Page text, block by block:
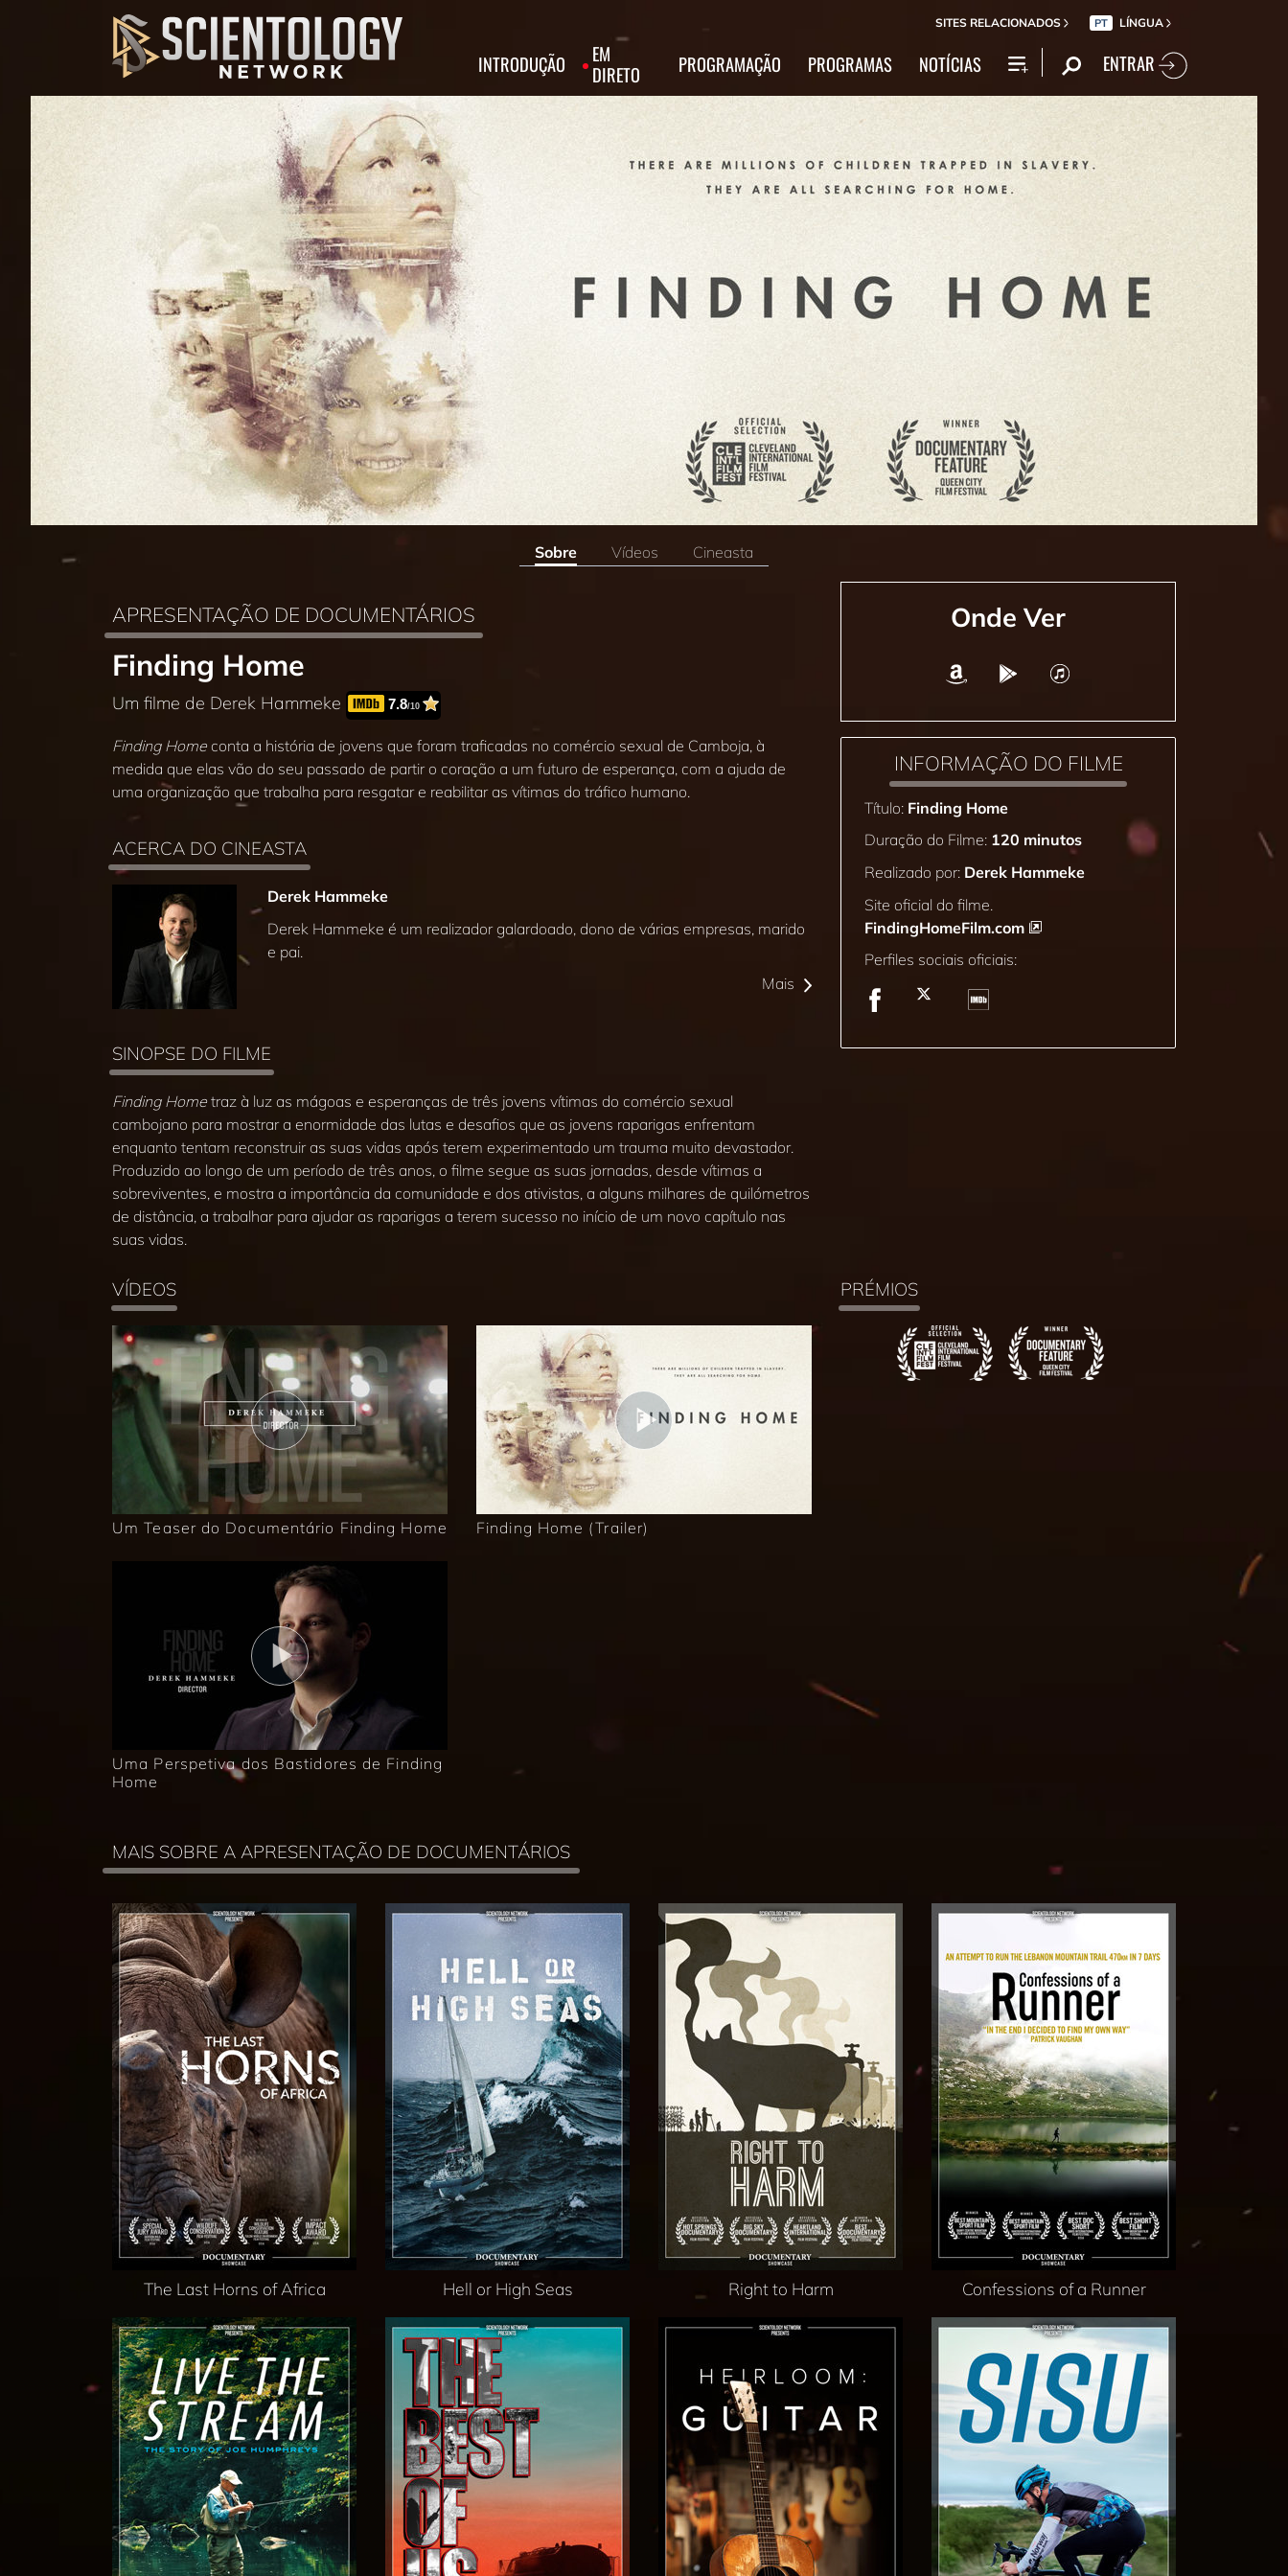
SITES RELACIONADOS PT LÍNGUA
INTRODUÇÃO
EM
DIRETO
PROGRAMAÇÃO PROGRAMAS NOTÍCIAS ENTRAR
Sobre Vídeos Cineasta
APRESENTAÇÃO DE DOCUMENTÁRIOS
Finding Home
Um filme de Derek Hammeke 7.8/10
Finding Homeconta a história de jovens que foram traficadas no comércio sexual de Camboja, à
medida que elas vão do seu passado de partir o coração a um futuro de esperança, com a ajuda de
uma organização que trabalha para resgatar e reabilitar as vítimas do tráfico humano.
ACERCA DO CINEASTA
Derek Hammeke
Derek Hammeke é um realizador galardoado, dono de várias empresas, marido
e pai.
Mais
SINOPSE DO FILME
Finding Hometraz à luz as mágoas e esperanças de três jovens vítimas do comércio sexual
cambojano para mostrar a enormidade das lutas e desafios que as jovens raparigas enfrentam
enquanto tentam reconstruir as suas vidas após terem experimentado um trauma muito devastador.
Produzido ao longo de um período de três anos, o filme segue as suas jornadas, desde vítimas a
sobreviventes, e mostra a importância da comunidade e dos ativistas, a alguns milhares de quilómetros
de distância, a trabalhar para ajudar as raparigas a terem sucesso no início de um novo capítulo nas
suas vidas.
Onde Ver
INFORMAÇÃO DO FILME
Título: Finding Home
Duração do Filme: 120 minutos
Realizado por: Derek Hammeke
Site oficial do filme.
FindingHomeFilm.com
Perfiles sociais oficiais:
VÍDEOS
Um Teaser do Documentário Finding Home Finding Home (Trailer)
Uma Perspetiva dos Bastidores de Finding
Home
PRÉMIOS
MAIS SOBRE A APRESENTAÇÃO DE DOCUMENTÁRIOS
The Last Horns of Africa Hell or High Seas Right to Harm Confessions of a Runner